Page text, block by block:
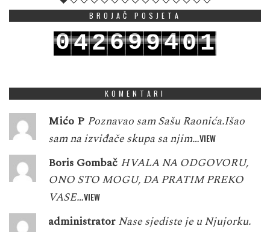
BROJAČ POSJETA
042699401
KOMENTARI
Mićo P Poznavao sam Sašu Raonića.Išao
sam na izviđače skupa sa njim…VIEW
Boris Gombač HVALA NA ODGOVORU,
ONO STO MOGU, DA PRATIM PREKO
VASE…VIEW
administrator Nase sjediste je u Njujorku.